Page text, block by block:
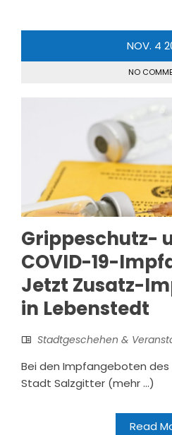
NOV. 4
NO
Grippeschutz-
COVID-19-
Jetzt Zusatz-
in Lebenstedt
Stadtgeschehen &
Bei den Impfangeboten
Stadt Salzgitter (mehr …)
Read